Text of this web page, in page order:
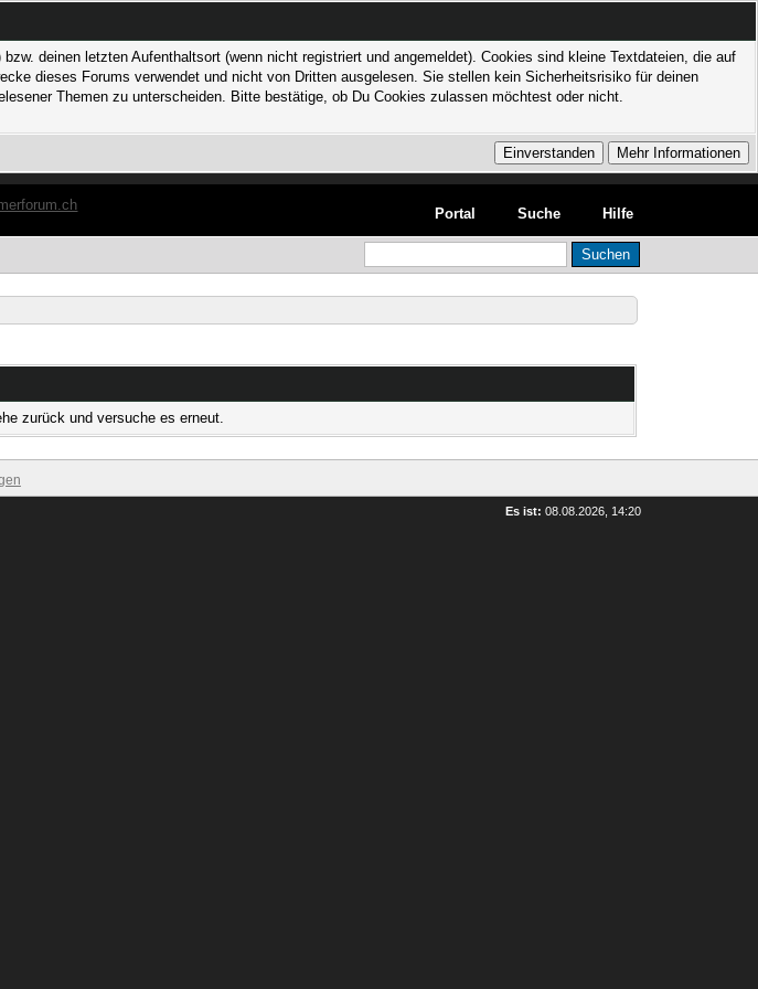
deinen letzten Aufenthaltsort (wenn nicht registriert und angemeldet). Cookies sind kleine Textdateien, die auf
dieses Forums verwendet und nicht von Dritten ausgelesen. Sie stellen kein Sicherheitsrisiko für deinen
Themen zu unterscheiden. Bitte bestätige, ob Du Cookies zulassen möchtest oder nicht.
Portal Suche Hilfe
zurück und versuche es erneut.
Es ist: 08.08.2026, 14:20